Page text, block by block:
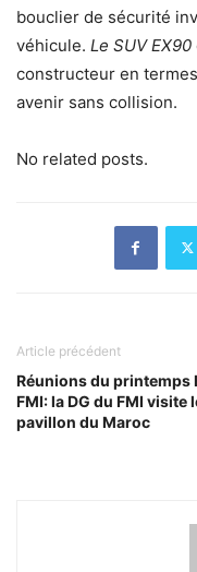
bouclier de sécurité
véhicule. Le SUV EX90
constructeur en
avenir sans collision.
No related posts.
Article précédent
Réunions du printemps
FMI: la DG du FMI visite
pavillon du Maroc